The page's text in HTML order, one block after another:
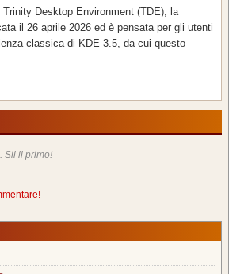
Trinity Desktop Environment (TDE), la
il 26 aprile 2026 ed è pensata per gli utenti
classica di KDE 3.5, da cui questo
Sii il primo!